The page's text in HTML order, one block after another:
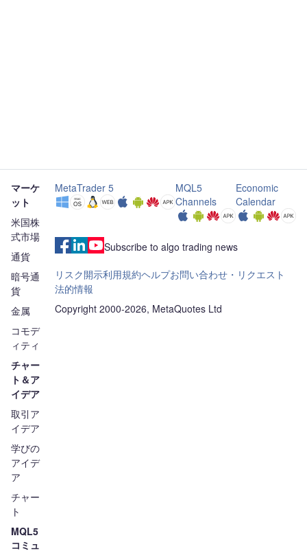
マーケ
ット
米国株
式市場
通貨
暗号通
貨
金属
コモデ
ィティ
チャー
ト＆ア
イデア
取引ア
イデア
学びの
アイデ
ア
チャー
ト
MQL5
コミュ
MetaTrader 5
MQL5
Channels
Economic
Calendar
Subscribe to algo trading news
リスク開示利用規約ヘルプお問い合わせ・リクエスト
法的情報
Copyright 2000-2026, MetaQuotes Ltd